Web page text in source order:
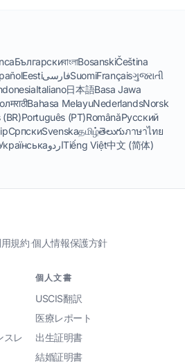
БългарскиবাংলাBosanskiČeština
EestiفارسیSuomiFrançaisગુજરાતી
Italiano日本語Basa Jawa
मराठीBahasa MelayuNederlandsNorsk
Português (PT)RomânăРусский
СрпскиSvenskaதமிழ்తెలుగుภาษาไทย
اردوTiếng Việt中文 (简体)
規約·個人情報保護方針
スレ
個人文書
USCIS翻訳
医療レポート
出生証明書
結婚証明書